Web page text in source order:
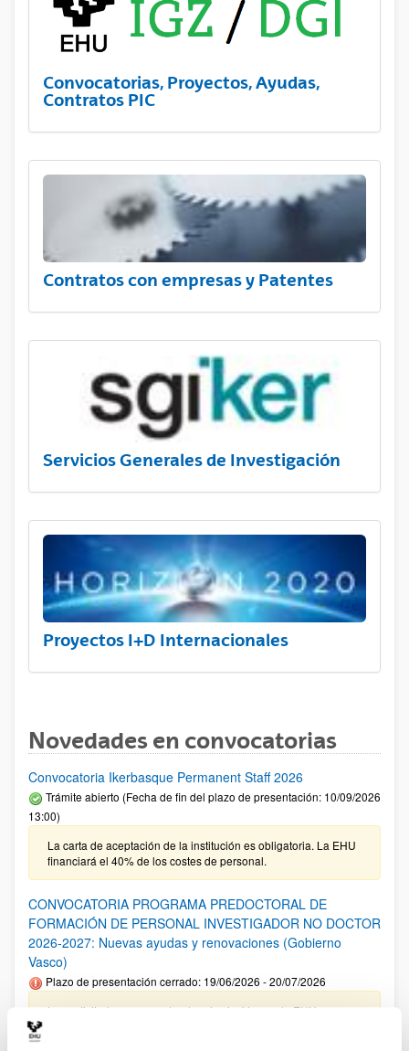
Convocatorias, Proyectos, Ayudas,
Contratos PIC
Contratos con empresas y Patentes
Servicios Generales de Investigación
Proyectos I+D Internacionales
Novedades en convocatorias
Convocatoria Ikerbasque Permanent Staff 2026
Trámite abierto (Fecha de fin del plazo de presentación: 10/09/2026
13:00)
La carta de aceptación de la institución es obligatoria. La EHU
financiará el 40% de los costes de personal.
CONVOCATORIA PROGRAMA PREDOCTORAL DE
FORMACIÓN DE PERSONAL INVESTIGADOR NO DOCTOR
2026-2027: Nuevas ayudas y renovaciones (Gobierno
Vasco)
Plazo de presentación cerrado: 19/06/2026 - 20/07/2026
Las solicitudes cuyo centro de adscripción sea la EHU no